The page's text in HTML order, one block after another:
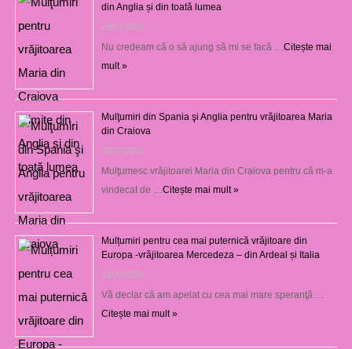
din Anglia și din toată lumea
29/07/2026
Nu credeam că o să ajung să mi se facă … Citește mai
mult »
Mulţumiri din Spania şi Anglia pentru vrăjitoarea Maria
din Craiova
28/07/2026
Mulţumesc vrăjitoarei Maria din Craiova pentru că m-a
vindecat de … Citește mai mult »
Mulțumiri pentru cea mai puternică vrăjitoare din
Europa -vrăjitoarea Mercedeza – din Ardeal și Italia
23/07/2026
Vă declar că am apelat cu cea mai mare speranţă …
Citește mai mult »